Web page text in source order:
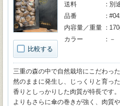
比較する
送料
別
品番
内容量／重量
カラー
－
三重の森の中で自然栽培にこだわっ
然のままに発生し、じっくりと育っ
香りとしっかりした肉質が特長です
よりもさらに傘の巻きが強く、肉質